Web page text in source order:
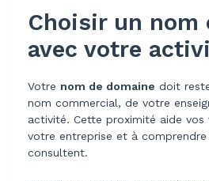
Choisir un nom
avec votre
Votre nom de domaine doit
nom commercial, de votre
activité. Cette proximité aide vos
votre entreprise et à comprendre
consultent.